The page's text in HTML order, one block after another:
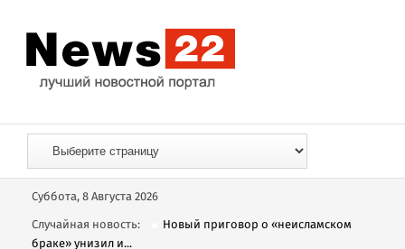
Суббота, 8 Августа 2026
Случайная новость:
Новый приговор о «неисламском
браке» унизил и...